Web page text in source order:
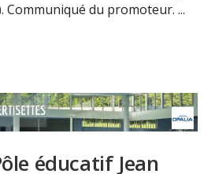
Communiqué du promoteur. ...
éducatif Jean